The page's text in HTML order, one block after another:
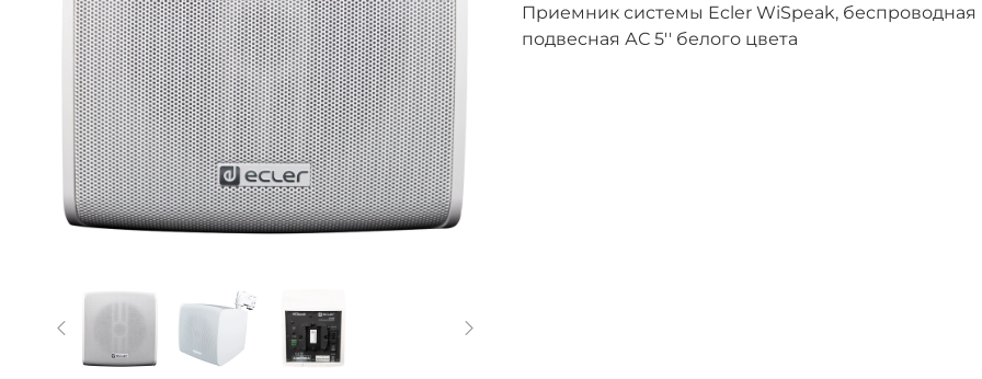
Приемник системы Ecler WiSpeak, беспроводная
подвесная АС 5'' белого цвета